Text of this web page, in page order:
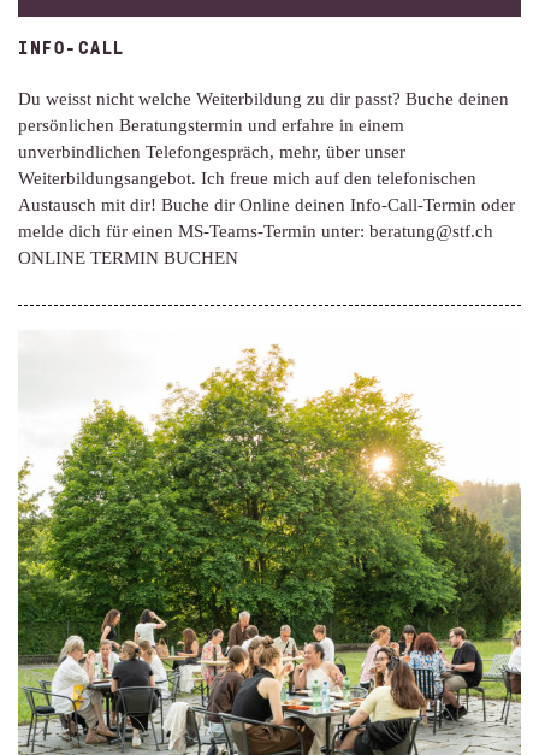
INFO-CALL
Du weisst nicht welche Weiterbildung zu dir passt? Buche deinen
persönlichen Beratungstermin und erfahre in einem
unverbindlichen Telefongespräch, mehr, über unser
Weiterbildungsangebot. Ich freue mich auf den telefonischen
Austausch mit dir! Buche dir Online deinen Info-Call-Termin oder
melde dich für einen MS-Teams-Termin unter: beratung@stf.ch
ONLINE TERMIN BUCHEN